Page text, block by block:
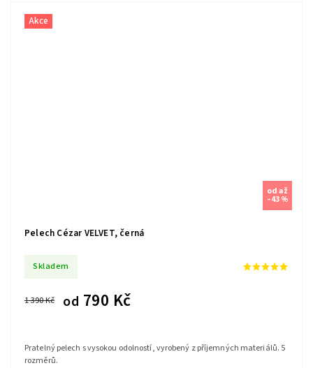
Akce
odaž
–43 %
Pelech Cézar VELVET, černá
Skladem
1 390 Kč od 790 Kč
Pratelný pelech s vysokou odolností, vyrobený z příjemných materiálů. 5
rozměrů.